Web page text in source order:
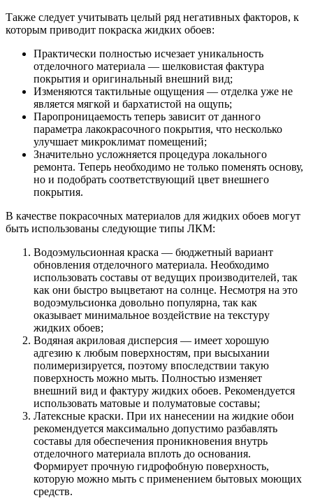
Также следует учитывать целый ряд негативных факторов, к
которым приводит покраска жидких обоев:
Практически полностью исчезает уникальность
отделочного материала — шелковистая фактура
покрытия и оригинальный внешний вид;
Изменяются тактильные ощущения — отделка уже не
является мягкой и бархатистой на ощупь;
Паропроницаемость теперь зависит от данного
параметра лакокрасочного покрытия, что несколько
улучшает микроклимат помещений;
Значительно усложняется процедура локального
ремонта. Теперь необходимо не только поменять основу,
но и подобрать соответствующий цвет внешнего
покрытия.
В качестве покрасочных материалов для жидких обоев могут
быть использованы следующие типы ЛКМ:
Водоэмульсионная краска — бюджетный вариант
обновления отделочного материала. Необходимо
использовать составы от ведущих производителей, так
как они быстро выцветают на солнце. Несмотря на это
водоэмульсионка довольно популярна, так как
оказывает минимальное воздействие на текстуру
жидких обоев;
Водяная акриловая дисперсия — имеет хорошую
адгезию к любым поверхностям, при высыхании
полимеризируется, поэтому впоследствии такую
поверхность можно мыть. Полностью изменяет
внешний вид и фактуру жидких обоев. Рекомендуется
использовать матовые и полуматовые составы;
Латексные краски. При их нанесении на жидкие обои
рекомендуется максимально допустимо разбавлять
составы для обеспечения проникновения внутрь
отделочного материала вплоть до основания.
Формирует прочную гидрофобную поверхность,
которую можно мыть с применением бытовых моющих
средств.